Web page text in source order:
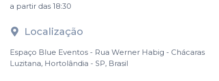
a partir das 18:30
Localização
Espaço Blue Eventos - Rua Werner Habig - Chácaras
Luzitana, Hortolândia - SP, Brasil